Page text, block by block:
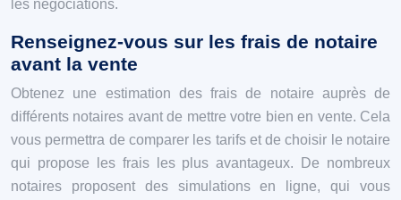
les négociations.
Renseignez-vous sur les frais de notaire
avant la vente
Obtenez une estimation des frais de notaire auprès de
différents notaires avant de mettre votre bien en vente. Cela
vous permettra de comparer les tarifs et de choisir le notaire
qui propose les frais les plus avantageux. De nombreux
notaires proposent des simulations en ligne, qui vous